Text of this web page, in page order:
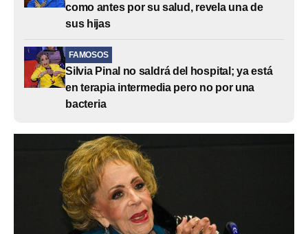
como antes por su salud, revela una de
sus hijas
FAMOSOS
Silvia Pinal no saldrá del hospital; ya está
en terapia intermedia pero no por una
bacteria